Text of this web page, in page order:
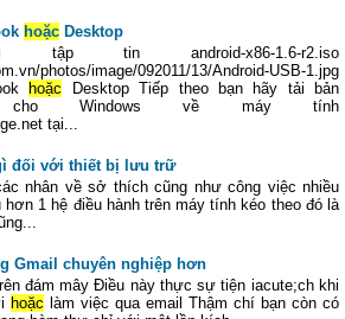
hoặc Desktop
tin android-x86-1.6-r2.iso
photos/image/092011/13/Android-USB-1.jpg
hoặc Desktop Tiếp theo bạn hãy tải bản
cho Windows về máy tính
tại...
đối với thiết bị lưu trữ
nhân về sở thích cũng như công việc nhiều
hơn 1 hệ điều hành trên máy tính kéo theo đó là
Gmail chuyên nghiệp hơn
đám mây Điều này thực sự tiện iacute;ch khi
hoặc làm việc qua email Thậm chí bạn còn có